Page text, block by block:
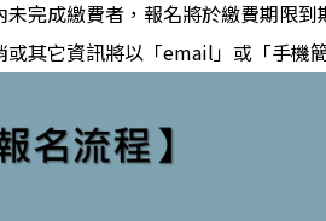
完成繳費者，報名將於繳費期限到
其它資訊將以「email」或「手機